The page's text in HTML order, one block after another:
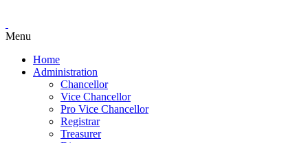
Menu
Home
Administration
Chancellor
Vice Chancellor
Pro Vice Chancellor
Registrar
Treasurer